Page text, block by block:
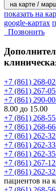
на карте /
показать на
google-картах
Позвонить
+7 (861) 268-
+7 (861) 267-
+7 (861) 290-
8.00 до 15.00
+7 (861) 268-
+7 (861) 268-
+7 (861) 262-
+7 (861) 262-
+7 (861) 262-
+7 (861) 267-
+7 (861) 262-
пациентов на